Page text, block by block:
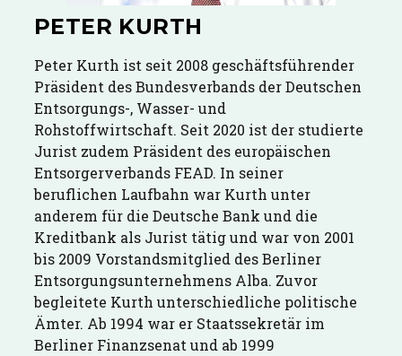
PETER KURTH
Peter Kurth ist seit 2008 geschäftsführender
Präsident des Bundesverbands der Deutschen
Entsorgungs-, Wasser- und
Rohstoffwirtschaft. Seit 2020 ist der studierte
Jurist zudem Präsident des europäischen
Entsorgerverbands FEAD. In seiner
beruflichen Laufbahn war Kurth unter
anderem für die Deutsche Bank und die
Kreditbank als Jurist tätig und war von 2001
bis 2009 Vorstandsmitglied des Berliner
Entsorgungsunternehmens Alba. Zuvor
begleitete Kurth unterschiedliche politische
Ämter. Ab 1994 war er Staatssekretär im
Berliner Finanzsenat und ab 1999